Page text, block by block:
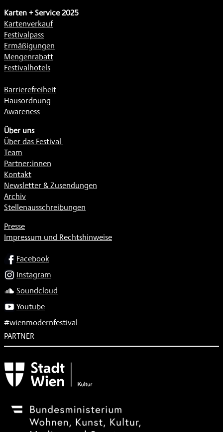
Karten + Service 2025
Kartenverkauf
Festivalpass
Ermäßigungen
Mengenrabatt
Festivalhotels
Barrierefreiheit
Hausordnung
Awareness
Über uns
Über das Festival
Team
Partner:innen
Kontakt
Newsletter & Zusendungen
Archiv
Stellenausschreibungen
Presse
Impressum und Rechtshinweise
SOCIALFacebook
Instagram
Soundcloud
Youtube
#wienmodernfestival
PARTNER
Subventionsgeber